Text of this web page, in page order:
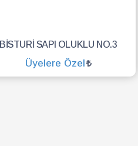
BİSTURİ SAPI OLUKLU NO.3
Üyelere Özel